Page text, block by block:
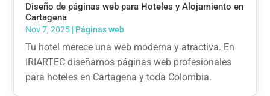
Diseño de páginas web para Hoteles y Alojamiento en
Cartagena
Nov 7, 2025 | Páginas web
Tu hotel merece una web moderna y atractiva. En
IRIARTEC diseñamos páginas web profesionales
para hoteles en Cartagena y toda Colombia.